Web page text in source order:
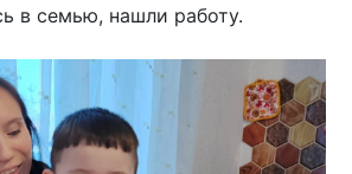
в семью, нашли работу.